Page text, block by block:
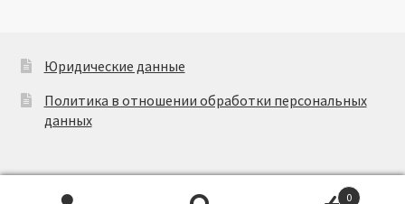
Юридические данные
Политика в отношении обработки персональных
данных
0